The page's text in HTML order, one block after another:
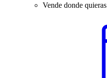
Vende donde quieras